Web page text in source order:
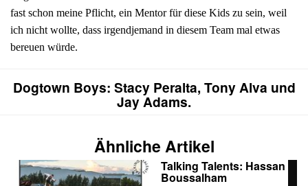
fast schon meine Pflicht, ein Mentor für diese Kids zu sein, weil
ich nicht wollte, dass irgendjemand in diesem Team mal etwas
bereuen würde.
Dogtown Boys: Stacy Peralta, Tony Alva und
Jay Adams.
Ähnliche Artikel
Talking Talents: Hassan
Boussalham